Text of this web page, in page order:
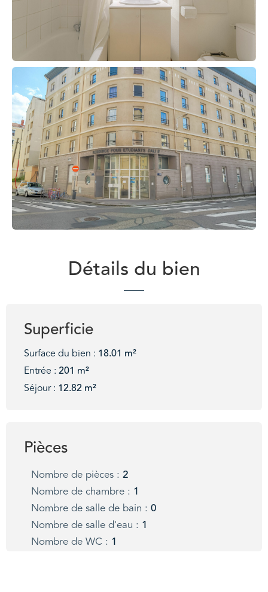
Détails du bien
Pièces
Nombre de pièces : 2
Nombre de chambre : 1
Nombre de salle de bain : 0
Nombre de salle d'eau : 1
Nombre de WC : 1
Superficie
Surface du bien : 18.01 m²
Entrée : 201 m²
Séjour : 12.82 m²